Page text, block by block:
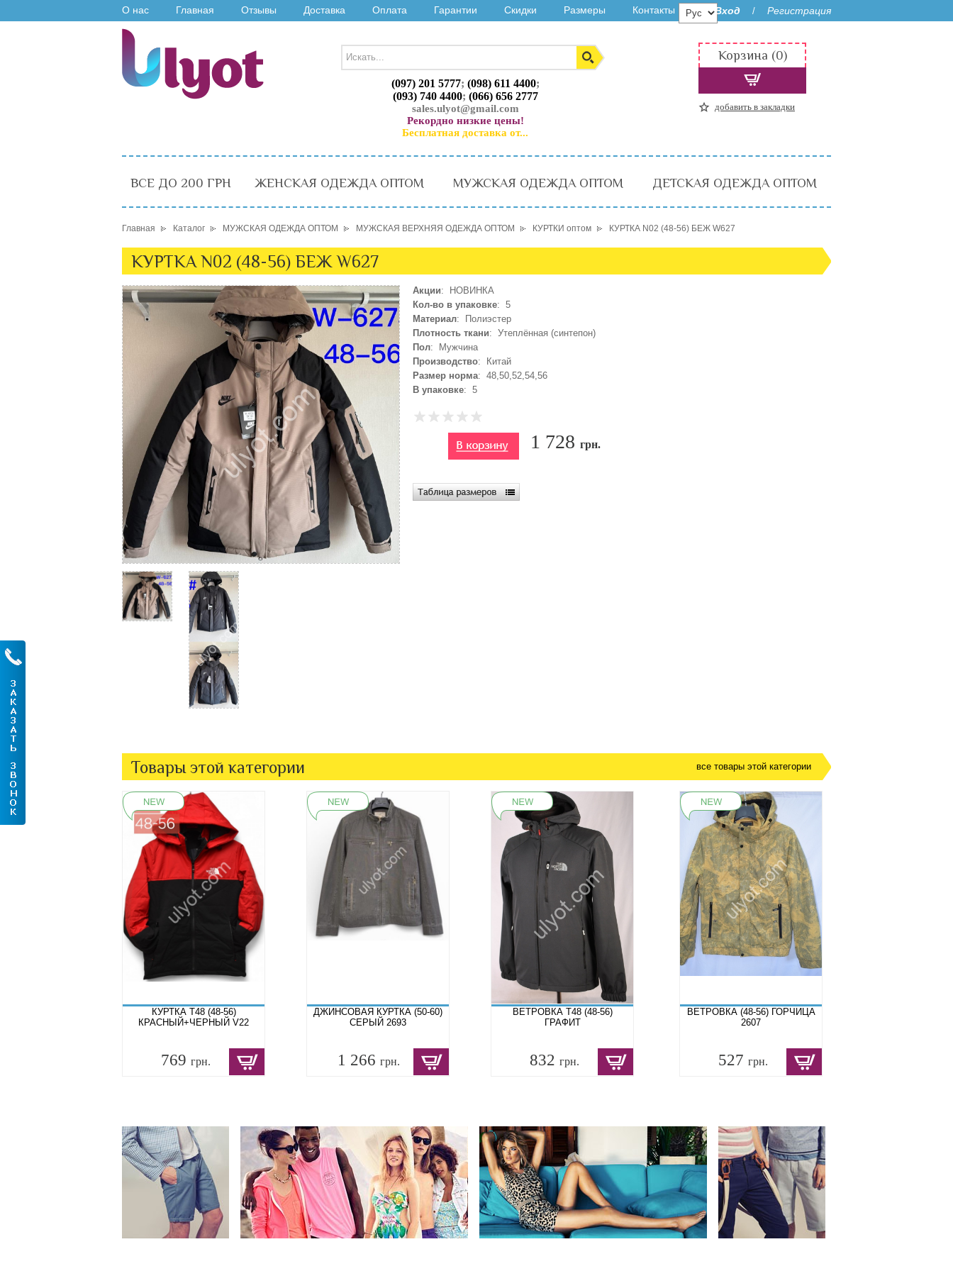
О нас Главная Отзывы Доставка Оплата Гарантии Скидки Размеры Контакты Вход / Регистрация
(097) 201 5777; (098) 611 4400;
(093) 740 4400; (066) 656 2777
sales.ulyot@gmail.com
Рекордно низкие цены!
Бесплатная доставка от...
Корзина (0)
добавить в закладки
ВСЕ ДО 200 ГРН ЖЕНСКАЯ ОДЕЖДА ОПТОМ МУЖСКАЯ ОДЕЖДА ОПТОМ ДЕТСКАЯ ОДЕЖДА ОПТОМ
Главная Каталог МУЖСКАЯ ОДЕЖДА ОПТОМ МУЖСКАЯ ВЕРХНЯЯ ОДЕЖДА ОПТОМ КУРТКИ оптом КУРТКА N02 (48-56) БЕЖ W627
КУРТКА N02 (48-56) БЕЖ W627
Акции: НОВИНКА
Кол-во в упаковке: 5
Материал: Полиэстер
Плотность ткани: Утеплённая (синтепон)
Пол: Мужчина
Производство: Китай
Размер норма: 48,50,52,54,56
В упаковке: 5
1 728 грн.
Товары этой категории все товары этой категории
КУРТКА T48 (48-56)
КРАСНЫЙ+ЧЕРНЫЙ V22
769 грн.
ДЖИНСОВАЯ КУРТКА (50-60)
СЕРЫЙ 2693
1 266 грн.
ВЕТРОВКА T48 (48-56)
ГРАФИТ
832 грн.
ВЕТРОВКА (48-56) ГОРЧИЦА
2607
527 грн.